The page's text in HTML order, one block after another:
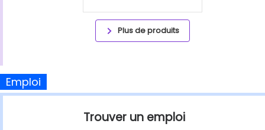
Plus de produits
Emploi
Trouver un emploi